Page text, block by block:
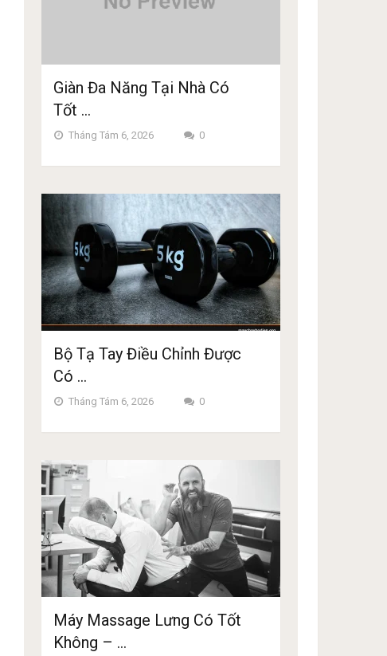
Giàn Đa Năng Tại Nhà Có
Tốt …
Tháng Tám 6, 2026 0
Bộ Tạ Tay Điều Chỉnh Được
Có …
Tháng Tám 6, 2026 0
Máy Massage Lưng Có Tốt
Không – …